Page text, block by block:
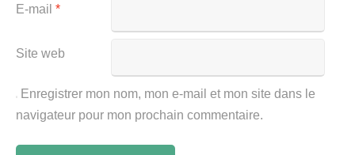
E-mail *
Site web
Enregistrer mon nom, mon e-mail et mon site dans le
navigateur pour mon prochain commentaire.